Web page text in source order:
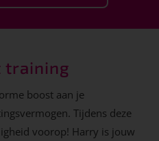
training
boost aan je
Tijdens deze
voorop! Harry is jouw